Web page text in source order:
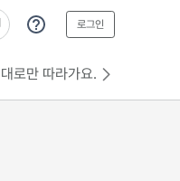
로그인
로만 따라가요.